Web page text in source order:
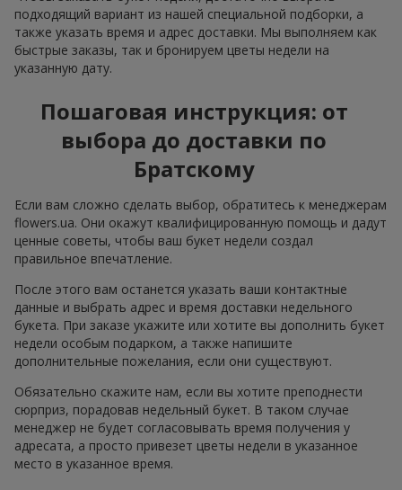
подходящий вариант из нашей специальной подборки, а
также указать время и адрес доставки. Мы выполняем как
быстрые заказы, так и бронируем цветы недели на
указанную дату.
Пошаговая инструкция: от
выбора до доставки по
Братскому
Если вам сложно сделать выбор, обратитесь к менеджерам
flowers.ua. Они окажут квалифицированную помощь и дадут
ценные советы, чтобы ваш букет недели создал
правильное впечатление.
После этого вам останется указать ваши контактные
данные и выбрать адрес и время доставки недельного
букета. При заказе укажите или хотите вы дополнить букет
недели особым подарком, а также напишите
дополнительные пожелания, если они существуют.
Обязательно скажите нам, если вы хотите преподнести
сюрприз, порадовав недельный букет. В таком случае
менеджер не будет согласовывать время получения у
адресата, а просто привезет цветы недели в указанное
место в указанное время.